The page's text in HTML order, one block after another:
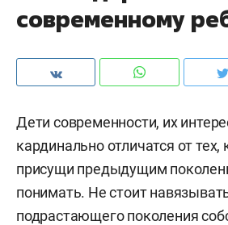
современному
Дети современности, их
кардинально отличатся от
присущи предыдущим
понимать. Не стоит
подрастающего поколения